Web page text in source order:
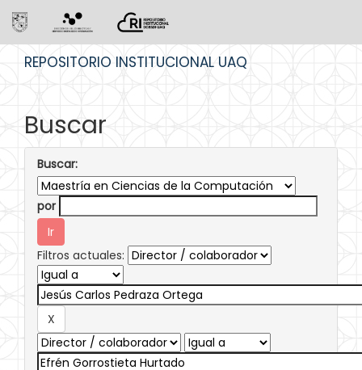
REPOSITORIO INSTITUCIONAL UAQ
Buscar
Buscar:
por
Filtros actuales: